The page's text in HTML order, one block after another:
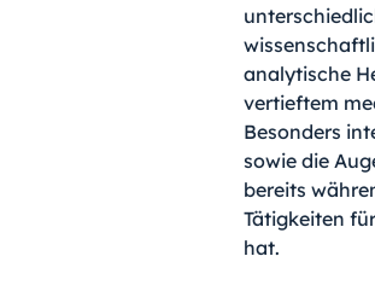
analytische
vertieftem
Besonders
sowie die
bereits
Tätigkeiten
hat.